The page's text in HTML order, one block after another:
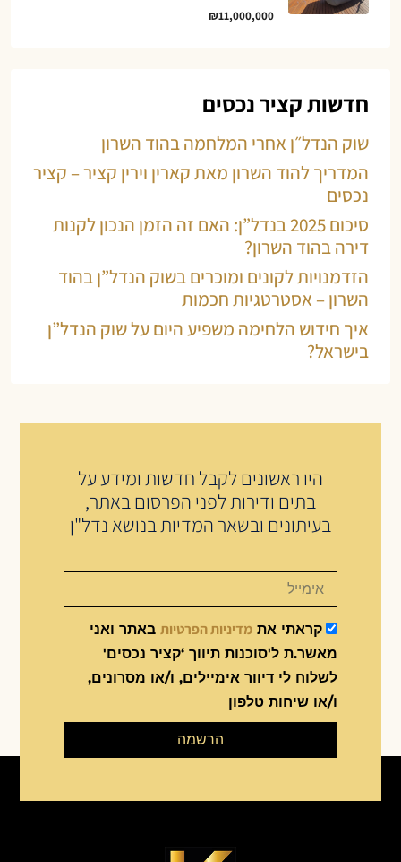
₪11,000,000
חדשות קציר נכסים
שוק הנדל״ן אחרי המלחמה בהוד השרון
המדריך להוד השרון מאת קארין וירין קציר – קציר
נכסים
סיכום 2025 בנדל”ן: האם זה הזמן הנכון לקנות
דירה בהוד השרון?
הזדמנויות לקונים ומוכרים בשוק הנדל”ן בהוד
השרון – אסטרטגיות חכמות
איך חידוש הלחימה משפיע היום על שוק הנדל”ן
בישראל?
היו ראשונים לקבל חדשות ומידע על
בתים ודירות לפני הפרסום באתר,
בעיתונים ובשאר המדיות בנושא נדל"ן
קראתי את מדיניות הפרטיות באתר ואני
מאשר.ת ל'סוכנות תיווך ‘קציר נכסים'
לשלוח לי דיוור אימיילים, ו/או מסרונים,
ו/או שיחות טלפון
הרשמה